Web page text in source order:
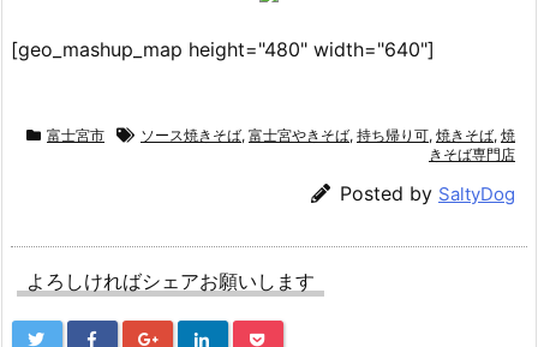
[geo_mashup_map height="480" width="640"]
富士宮市 ソース焼きそば, 富士宮やきそば, 持ち帰り可, 焼きそば, 焼
きそば専門店
Posted by SaltyDog
よろしければシェアお願いします